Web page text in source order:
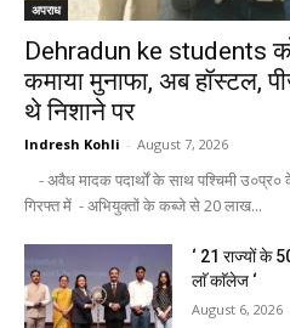
अपराध
Dehradun ke students
कमाया मुनाफा, अब हॉस्टल,
थे निशाने पर
Indresh Kohli - August 7, 2026
- अवैध मादक पदार्थों के साथ पश्चिमी
गिरफ्त में - अभियुक्तों के कब्जे से 20 लाख...
‘ 21 राज्यों के
लाॅ काॅलेज ‘
August 6, 2026